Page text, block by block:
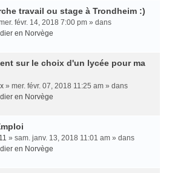
travail ou stage à Trondheim :)
févr. 14, 2018 7:00 pm » dans
en Norvège
sur le choix d'un lycée pour ma
» mer. févr. 07, 2018 11:25 am » dans
en Norvège
» sam. janv. 13, 2018 11:01 am » dans
en Norvège